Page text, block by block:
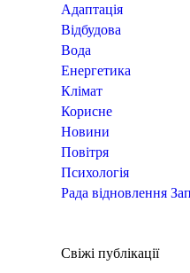
Адаптація
Відбудова
Вода
Енергетика
Клімат
Корисне
Новини
Повітря
Психологія
Рада відновлення
Свіжі публікації